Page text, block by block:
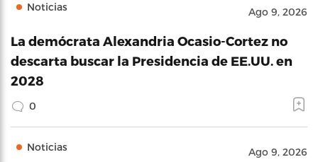
Noticias Ago 9, 2026
La demócrata Alexandria Ocasio-Cortez no
descarta buscar la Presidencia de EE.UU. en
2028
0
Noticias Ago 9, 2026